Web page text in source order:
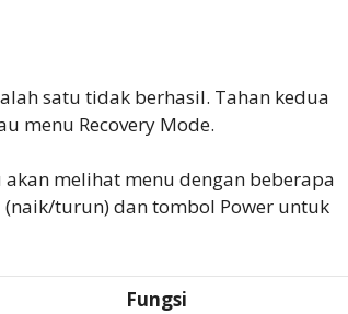
satu tidak berhasil. Tahan kedua
menu Recovery Mode.
akan melihat menu dengan beberapa
turun) dan tombol Power untuk
Fungsi